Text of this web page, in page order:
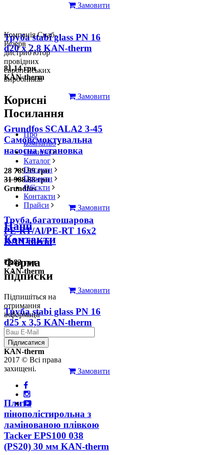
Замовити
Труба stabi glass PN 16
d20 х 2,8 KAN-therm
81.14 грн
KAN-therm
Замовити
Grundfos SCALA2 3-45
Самовсмоктувальна
насосна установка
28 789.99 грн
31 988.88 грн
Grundfos
Замовити
Труба багатошарова
PE-RT/Al/PE-RT 16x2
KAN-therm
78.83 грн
KAN-therm
Замовити
Труба stabi glass PN 16
d25 х 3,5 KAN-therm
126.31 грн
KAN-therm
Замовити
Плита
пінополістирольна з
ламінованою плівкою
Tacker EPS100 038
(PS20) 30 мм KAN-therm
Компанія Снаб-
Резерв -
дистриб'ютор
провідних
європейських
виробників
Корисні
Посилання
Про
компанію
Новини
Каталог
Послуги
Проекти
Об'єкти
Контакти
Прайси
Наші
Контакти
Форма
підписки
Підпишіться на
отримання
інформації
Підписатися
2017 © Всі права
захищені.